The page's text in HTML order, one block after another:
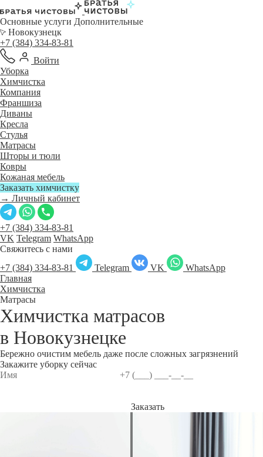
Основные услуги Дополнительные
Новокузнецк
+7 (384) 334-83-81
Войти
Уборка
Химчистка
Компания
Франшиза
Диваны
Кресла
Стулья
Матрасы
Шторы и тюли
Ковры
Кожаная мебель
Заказать химчистку
→ Личный кабинет
+7 (384) 334-83-81
VK Telegram WhatsApp
Свяжитесь с нами
+7 (384) 334-83-81
Telegram VK
WhatsApp
Главная
Химчистка
Матрасы
Химчистка матрасов
в Новокузнецке
Бережно очистим мебель даже после сложных загрязнений
Закажите уборку сейчас
Заказать